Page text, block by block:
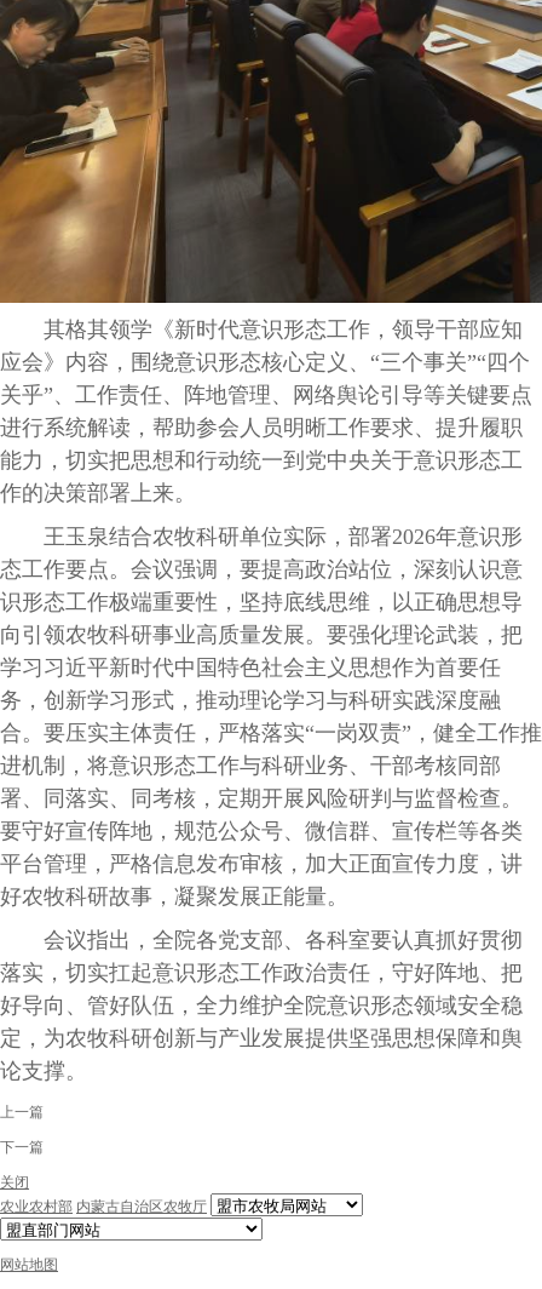
其格其领学《新时代意识形态工作，领导干部应知
应会》内容，围绕意识形态核心定义、“三个事关”“四个
关乎”、工作责任、阵地管理、网络舆论引导等关键要点
进行系统解读，帮助参会人员明晰工作要求、提升履职
能力，切实把思想和行动统一到党中央关于意识形态工
作的决策部署上来。
王玉泉结合农牧科研单位实际，部署2026年意识形
态工作要点。会议强调，要提高政治站位，深刻认识意
识形态工作极端重要性，坚持底线思维，以正确思想导
向引领农牧科研事业高质量发展。要强化理论武装，把
学习习近平新时代中国特色社会主义思想作为首要任
务，创新学习形式，推动理论学习与科研实践深度融
合。要压实主体责任，严格落实“一岗双责”，健全工作推
进机制，将意识形态工作与科研业务、干部考核同部
署、同落实、同考核，定期开展风险研判与监督检查。
要守好宣传阵地，规范公众号、微信群、宣传栏等各类
平台管理，严格信息发布审核，加大正面宣传力度，讲
好农牧科研故事，凝聚发展正能量。
会议指出，全院各党支部、各科室要认真抓好贯彻
落实，切实扛起意识形态工作政治责任，守好阵地、把
好导向、管好队伍，全力维护全院意识形态领域安全稳
定，为农牧科研创新与产业发展提供坚强思想保障和舆
论支撑。
上一篇
下一篇
关闭
农业农村部 内蒙古自治区农牧厅
网站地图